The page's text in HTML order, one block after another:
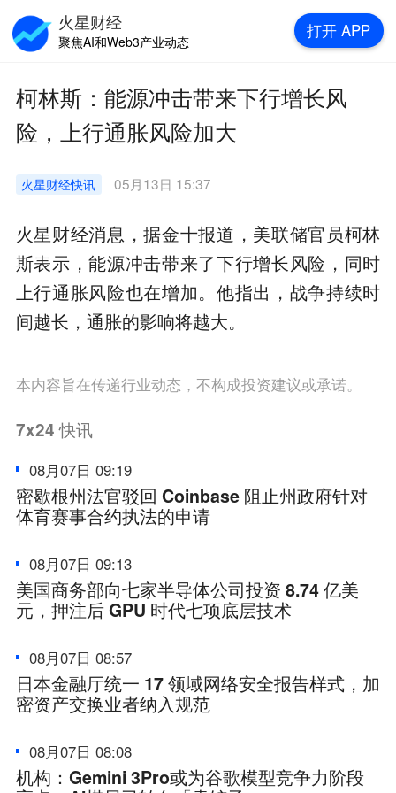
柯林斯：能源冲击带来下行增长风
险，上行通胀风险加大
火星财经快讯 05月13日 15:37
火星财经消息，据金十报道，美联储官员柯林
斯表示，能源冲击带来了下行增长风险，同时
上行通胀风险也在增加。他指出，战争持续时
间越长，通胀的影响将越大。
本内容旨在传递行业动态，不构成投资建议或承诺。
7x24快讯
08月07日 09:19
密歇根州法官驳回 Coinbase 阻止州政府针对
体育赛事合约执法的申请
08月07日 09:13
美国商务部向七家半导体公司投资 8.74 亿美
元，押注后 GPU 时代七项底层技术
08月07日 08:57
日本金融厅统一 17 领域网络安全报告样式，加
密资产交换业者纳入规范
08月07日 08:08
机构：Gemini 3Pro或为谷歌模型竞争力阶段
火星财经
聚焦AI和Web3产业动态
打开 APP